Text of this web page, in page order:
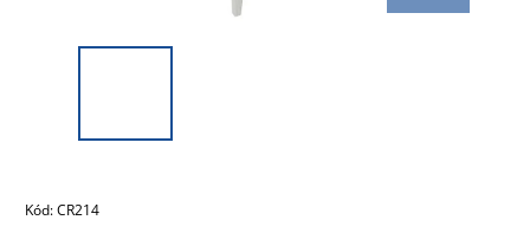
Kód:CR214